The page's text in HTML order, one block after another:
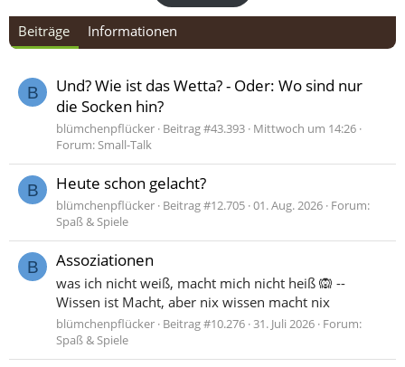
Beiträge Informationen
B
Und? Wie ist das Wetta? - Oder: Wo sind nur
die Socken hin?
blümchenpflücker Beitrag #43.393 Mittwoch um 14:26
Forum:Small-Talk
B Heute schon gelacht?
blümchenpflücker Beitrag #12.705 01. Aug. 2026 Forum:
Spaß & Spiele
B Assoziationen
was ich nicht weiß, macht mich nicht heiß 🙉 --
Wissen ist Macht, aber nix wissen macht nix
blümchenpflücker Beitrag #10.276 31. Juli 2026 Forum:
Spaß & Spiele